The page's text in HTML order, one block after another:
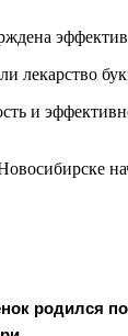
лекарство
и
родился